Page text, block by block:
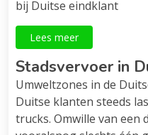
bij Duitse eindklant
Lees meer
Stadsvervoer in
Umweltzones in de
Duitse klanten steeds
trucks. Omwille van een